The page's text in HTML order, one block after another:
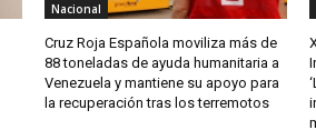
Nacional
Cruz Roja Española moviliza más de
88 toneladas de ayuda humanitaria a
Venezuela y mantiene su apoyo para
la recuperación tras los terremotos